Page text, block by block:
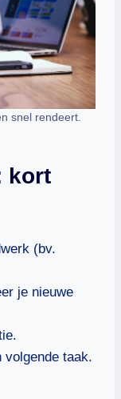
snel rendeert.
kort
(bv.
je nieuwe
volgende taak.